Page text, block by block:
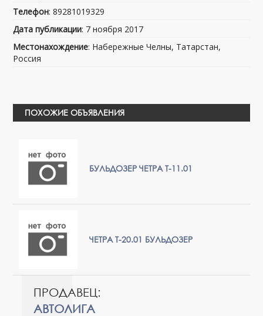
Телефон: 89281019329
Дата публикации: 7 ноября 2017
Местонахождение: Набережные Челны, Татарстан,
Россия
ПОХОЖИЕ ОБЪЯВЛЕНИЯ
БУЛЬДОЗЕР ЧЕТРА Т-11.01
ЧЕТРА Т-20.01 БУЛЬДОЗЕР
ПРОДАВЕЦ:
АВТОЛИГА